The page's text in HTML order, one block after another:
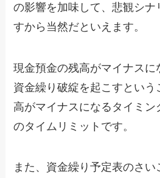
の影響を加味して、悲観シ
すから当然だといえます。
現金預金の残高がマイナスに
資金繰り破綻を起こすとい
高がマイナスになるタイミン
のタイムリミットです。
また、資金繰り予定表のさ